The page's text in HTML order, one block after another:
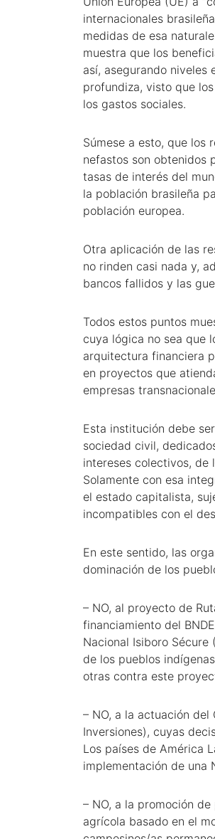
internacionales
medidas de esa
muestra que los
así, asegurando niveles
profundiza, visto que
los gastos sociales.
Súmese a esto, que los
nefastos son obtenidos
tasas de interés del
la población brasileña
población europea.
Otra aplicación de las
no rinden casi nada y,
bancos fallidos y las
Todos estos puntos
cuya lógica no sea que
arquitectura financiera
en proyectos que
empresas
Esta institución debe
sociedad civil,
intereses colectivos, de
Solamente con esa
el estado capitalista,
incompatibles con el
En este sentido, las
dominación de los
– NO, al proyecto de
financiamiento del
Nacional Isiboro
de los pueblos
otras contra este
– NO, a la actuación
Inversiones), cuyas
Los países de América
implementación de una
– NO, a la promoción
agrícola basado en el